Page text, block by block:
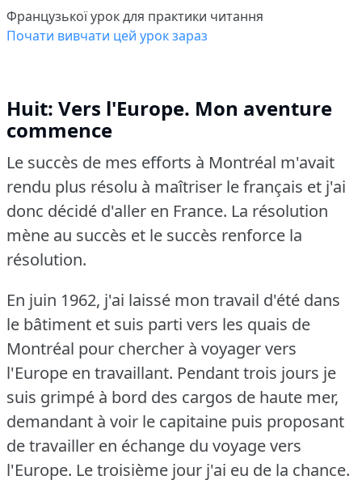
Французької урок для практики читання
Почати вивчати цей урок зараз
Huit: Vers l'Europe. Mon aventure
commence
Le succès de mes efforts à Montréal m'avait
rendu plus résolu à maîtriser le français et j'ai
donc décidé d'aller en France. La résolution
mène au succès et le succès renforce la
résolution.
En juin 1962, j'ai laissé mon travail d'été dans
le bâtiment et suis parti vers les quais de
Montréal pour chercher à voyager vers
l'Europe en travaillant. Pendant trois jours je
suis grimpé à bord des cargos de haute mer,
demandant à voir le capitaine puis proposant
de travailler en échange du voyage vers
l'Europe. Le troisième jour j'ai eu de la chance.